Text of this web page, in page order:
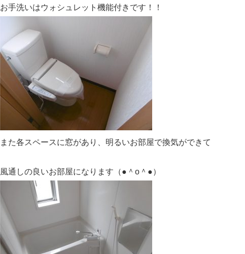
お手洗いはウォシュレット機能付きです！！
また各スペースに窓があり、明るいお部屋で換気ができて
風通しの良いお部屋になります（●＾o＾●）